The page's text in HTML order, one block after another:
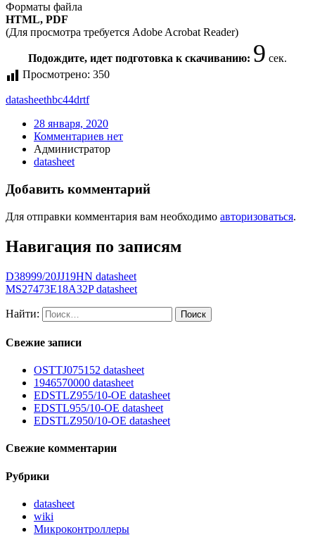
Форматы файла
HTML, PDF
(Для просмотра требуется Adobe Acrobat Reader)
Подождите, идет подготовка к скачиванию: 9 сек.
Просмотрено: 350
datasheethbc44drtf
28 января, 2020
Комментариев нет
Администратор
datasheet
Добавить комментарий
Для отправки комментария вам необходимо авторизоваться.
Навигация по записям
D38999/20JJ19HN datasheet
MS27473E18A32P datasheet
Найти:
Свежие записи
OSTTJ075152 datasheet
1946570000 datasheet
EDSTLZ955/10-OE datasheet
EDSTL955/10-OE datasheet
EDSTLZ950/10-OE datasheet
Свежие комментарии
Рубрики
datasheet
wiki
Микроконтроллеры